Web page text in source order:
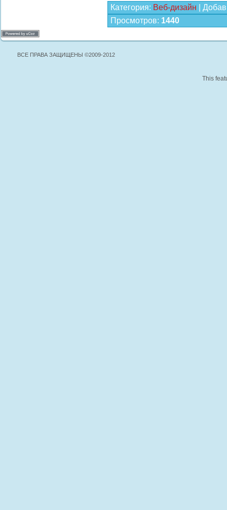
Категория: Веб-дизайн
Просмотров: 1440
ВСЕ ПРАВА ЗАЩИЩЕНЫ ©2009-2012
This